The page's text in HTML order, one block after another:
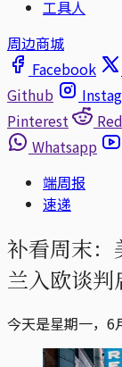
工具人
周边商城
Facebook
Github
Pinterest
Whatsapp
端周报
速递
补看周末：
兰入欧谈判
今天是星期一，6